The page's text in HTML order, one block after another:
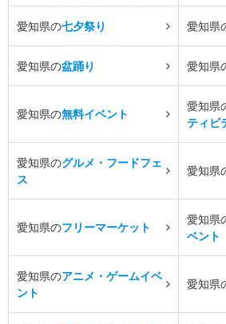
愛知県の七夕祭り 愛知県
愛知県の盆踊り 愛知県
愛知県の無料イベント
愛知県
ティビ
愛知県のグルメ・フードフェ
ス
愛知県
愛知県のフリーマーケット
愛知県
ベント
愛知県のアニメ・ゲームイベ
ント
愛知県